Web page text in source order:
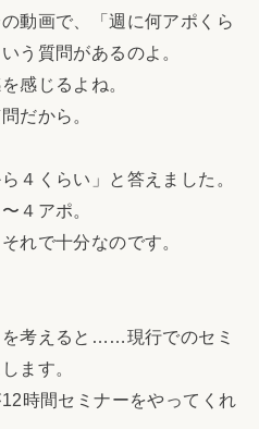
動画で、「週に何アポくら
う質問があるのよ。
感じるよね。
だから。
４くらい」と答えました。
４アポ。
れで十分なのです。
考えると……現行でのセミ
ます。
時間セミナーをやってくれ